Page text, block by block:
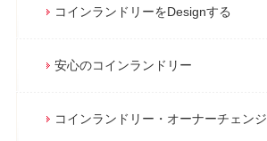
コインランドリーをDesignする
安心のコインランドリー
コインランドリー・オーナーチェンジ